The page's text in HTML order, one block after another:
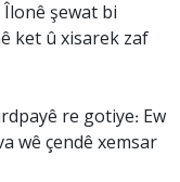
Îlonê şewat bi
ket û xisarek zaf
re gotiye: Ew
wê çendê xemsar